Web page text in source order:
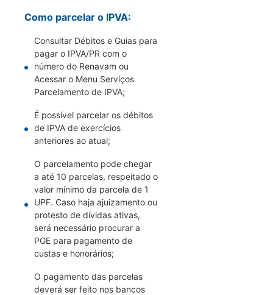
Como parcelar o IPVA:
Consultar Débitos e Guias para
pagar o IPVA/PR com o
número do Renavam ou
Acessar o Menu Serviços
Parcelamento de IPVA;
É possível parcelar os débitos
de IPVA de exercícios
anteriores ao atual;
O parcelamento pode chegar
a até 10 parcelas, respeitado o
valor mínimo da parcela de 1
UPF. Caso haja ajuizamento ou
protesto de dívidas ativas,
será necessário procurar a
PGE para pagamento de
custas e honorários;
O pagamento das parcelas
deverá ser feito nos bancos